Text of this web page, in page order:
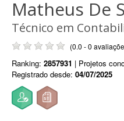
Matheus De
Técnico em
(0.0 - 0
Ranking: 2857931 | Projetos
Registrado desde: 04/07/2025